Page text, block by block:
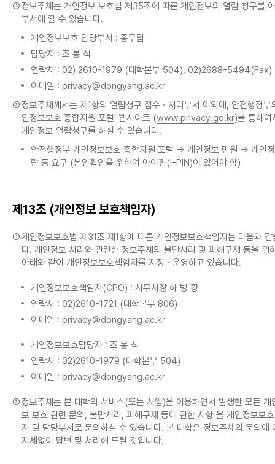
① 정보주체는 개인정보 보호법 제35조에 따른 개인정보의 열람 청구를
부서에 할 수 있습니다.
개인정보보호 담당부서 : 총무팀
담당자 : 조 봉 식
연락처 : 02) 2610-1979 (대학본부 504), 02)2688-5494(Fax)
이메일 : privacy@dongyang.ac.kr
② 정보주체께서는 제1항의 열람청구 접수ㆍ처리부서 이외에, 안전행정부
인정보보호 종합지원 포털' 웹사이트 (www.privacy.go.kr)를 통하여
개인정보 열람청구를 하실 수 있습니다.
안전행정부 개인정보보호 종합지원 포털 → 개인정보 민원 → 개인
람 등 요구 (본인확인을 위하여 아이핀(I-PIN)이 있어야 함)
제13조 (개인정보 보호책임자)
① 개인정보보호법 제31조 제1항에 따른 개인정보보호책임자는 다음과 같
다. 개인정보 처리와 관련한 정보주체의 불만처리 및 피해구제 등을 위
아래와 같이 개인정보보호책임자를 지정ㆍ운영하고 있습니다.
개인정보보호책임자(CPO) : 사무처장 하 병 황
연락처 : 02)2610-1721 (대학본부 806)
이메일 : privacy@dongyang.ac.kr
개인정보보호담당자 : 조 봉 식
연락처 : 02)2610-1979 (대학본부 504)
이메일 : privacy@dongyang.ac.kr
② 정보주체는 본 대학의 서비스(또는 사업)을 이용하면서 발생한 모든 개
보 보호 관련 문의, 불만처리, 피해구제 등에 관한 사항 을 개인정보보
자 및 담당부서로 문의하실 수 있습니다. 본 대학은 정보주체의 문의에
지체없이 답변 및 처리해 드릴 것입니다.